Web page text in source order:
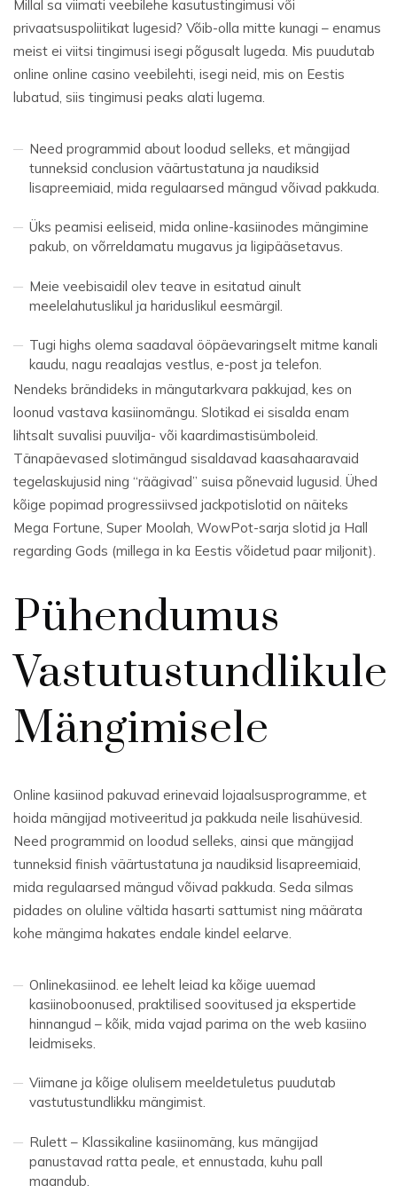
Millal sa viimati veebilehe kasutustingimusi või
privaatsuspoliitikat lugesid? Võib-olla mitte kunagi – enamus
meist ei viitsi tingimusi isegi põgusalt lugeda. Mis puudutab
online online casino veebilehti, isegi neid, mis on Eestis
lubatud, siis tingimusi peaks alati lugema.
Need programmid about loodud selleks, et mängijad
tunneksid conclusion väärtustatuna ja naudiksid
lisapreemiaid, mida regulaarsed mängud võivad pakkuda.
Üks peamisi eeliseid, mida online-kasiinodes mängimine
pakub, on võrreldamatu mugavus ja ligipääsetavus.
Meie veebisaidil olev teave in esitatud ainult
meelelahutuslikul ja hariduslikul eesmärgil.
Tugi highs olema saadaval ööpäevaringselt mitme kanali
kaudu, nagu reaalajas vestlus, e-post ja telefon.
Nendeks brändideks in mängutarkvara pakkujad, kes on
loonud vastava kasiinomängu. Slotikad ei sisalda enam
lihtsalt suvalisi puuvilja- või kaardimastisümboleid.
Tänapäevased slotimängud sisaldavad kaasahaaravaid
tegelaskujusid ning “räägivad” suisa põnevaid lugusid. Ühed
kõige popimad progressiivsed jackpotislotid on näiteks
Mega Fortune, Super Moolah, WowPot-sarja slotid ja Hall
regarding Gods (millega in ka Eestis võidetud paar miljonit).
Pühendumus
Vastutustundlikule
Mängimisele
Online kasiinod pakuvad erinevaid lojaalsusprogramme, et
hoida mängijad motiveeritud ja pakkuda neile lisahüvesid.
Need programmid on loodud selleks, ainsi que mängijad
tunneksid finish väärtustatuna ja naudiksid lisapreemiaid,
mida regulaarsed mängud võivad pakkuda. Seda silmas
pidades on oluline vältida hasarti sattumist ning määrata
kohe mängima hakates endale kindel eelarve.
Onlinekasiinod. ee lehelt leiad ka kõige uuemad
kasiinoboonused, praktilised soovitused ja ekspertide
hinnangud – kõik, mida vajad parima on the web kasiino
leidmiseks.
Viimane ja kõige olulisem meeldetuletus puudutab
vastutustundlikku mängimist.
Rulett – Klassikaline kasiinomäng, kus mängijad
panustavad ratta peale, et ennustada, kuhu pall
maandub.